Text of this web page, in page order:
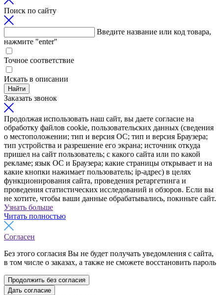
Поиск по сайту
Введите название или код товара,
нажмите "enter"
Точное соответствие
Искать в описании
Найти
Заказать звонок
Продолжая использовать наш сайт, вы даете согласие на
обработку файлов cookie, пользовательских данных (сведения
о местоположении; тип и версия ОС; тип и версия Браузера;
тип устройства и разрешение его экрана; источник откуда
пришел на сайт пользователь; с какого сайта или по какой
рекламе; язык ОС и Браузера; какие страницы открывает и на
какие кнопки нажимает пользователь; ip-адрес) в целях
функционирования сайта, проведения ретаргетинга и
проведения статистических исследований и обзоров. Если вы
не хотите, чтобы ваши данные обрабатывались, покиньте сайт.
Узнать больше
Читать полностью
Согласен
Без этого согласия Вы не будет получать уведомления с сайта,
в том числе о заказах, а также не сможете восстановить пароль
Продолжить без согласия
Дать согласие